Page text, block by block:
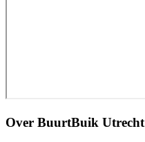
Over BuurtBuik Utrecht